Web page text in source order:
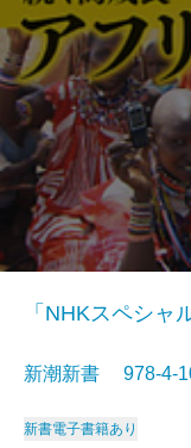
「NHKスペシャ
新潮新書 978-4-
新書電子書籍あり